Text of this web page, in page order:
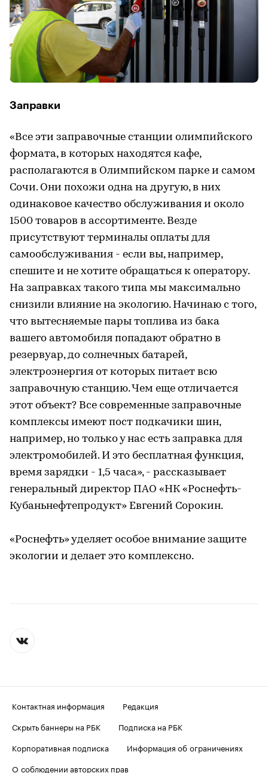
Заправки
«Все эти заправочные станции олимпийского
формата, в которых находятся кафе,
располагаются в Олимпийском парке и самом
Сочи. Они похожи одна на другую, в них
одинаковое качество обслуживания и около
1500 товаров в ассортименте. Везде
присутствуют терминалы оплаты для
самообслуживания - если вы, например,
спешите и не хотите обращаться к оператору.
На заправках такого типа мы максимально
снизили влияние на экологию. Начинаю с того,
что вытесняемые пары топлива из бака
вашего автомобиля попадают обратно в
резервуар, до солнечных батарей,
электроэнергия от которых питает всю
заправочную станцию. Чем еще отличается
этот объект? Все современные заправочные
комплексы имеют пост подкачики шин,
например, но только у нас есть заправка для
электромобилей. И это бесплатная функция,
время зарядки - 1,5 часа», - рассказывает
генеральный директор ПАО «НК «Роснефть-
Кубаньнефтепродукт» Евгений Сорокин.
«Роснефть» уделяет особое внимание защите
экологии и делает это комплексно.
Контактная информация
Редакция
Скрыть баннеры на РБК
Подписка на РБК
Корпоративная подписка
Информация об ограничениях
О соблюдении авторских прав